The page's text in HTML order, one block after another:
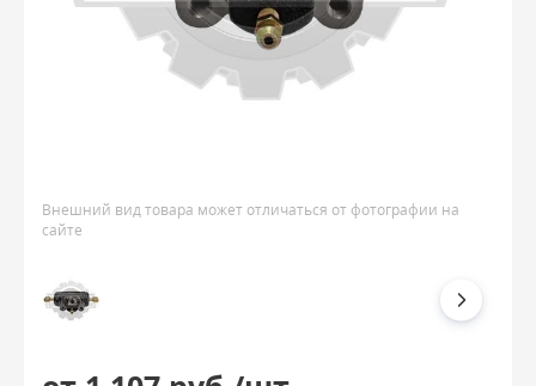
Внешний вид товара может отличаться от фотографии на
сайте